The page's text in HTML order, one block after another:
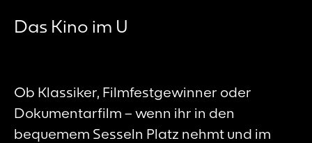
Das Kino im U
Ob Klassiker, Filmfestgewinner oder
Dokumentarfilm – wenn ihr in den
bequemem Sesseln Platz nehmt und im